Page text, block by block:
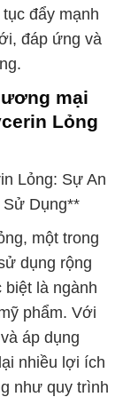
đẩy mạnh
đáp ứng và
mại
Lỏng
Lỏng: Sự An
Sử Dụng**
một trong
dụng rộng
biệt là ngành
phẩm. Với
áp dụng
nhiều lợi ích
như quy trình